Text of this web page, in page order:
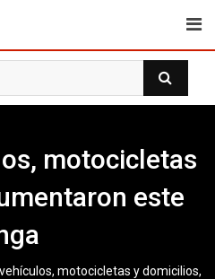
motocicletas
este
motocicletas y domicilios,